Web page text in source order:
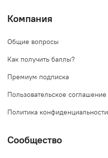
Компания
Общие вопросы
Как получить баллы?
Премиум подписка
Пользовательское соглашение
Политика конфиденциальности
Сообщество